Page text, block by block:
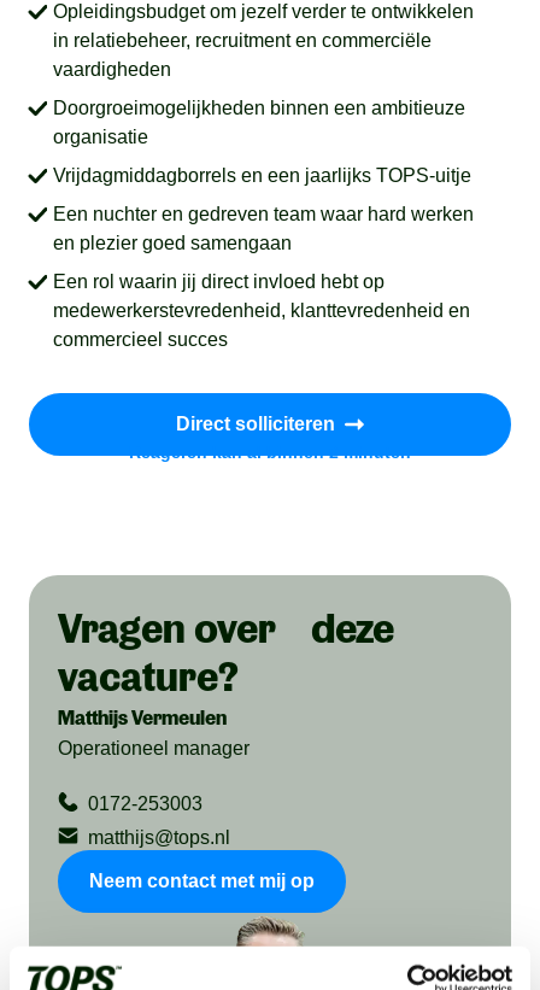
Opleidingsbudget om jezelf verder te ontwikkelen
in relatiebeheer, recruitment en commerciële
vaardigheden
Doorgroeimogelijkheden binnen een ambitieuze
organisatie
Vrijdagmiddagborrels en een jaarlijks TOPS-uitje
Een nuchter en gedreven team waar hard werken
en plezier goed samengaan
Een rol waarin jij direct invloed hebt op
medewerkerstevredenheid, klanttevredenheid en
commercieel succes
Direct solliciteren
Reageren kan al binnen 2 minuten
Vragen over deze
vacature?
Matthijs Vermeulen
Operationeel manager
0172-253003
matthijs@tops.nl
Neem contact met mij op